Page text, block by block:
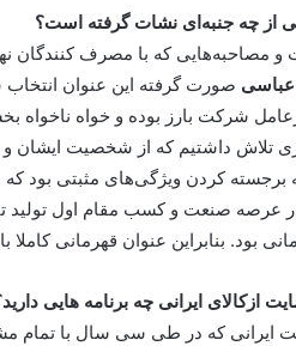
از چه جنبه‌ای نشات گرفته است؟
و مصاحبه‌هایی که با مصرف کنندگان
صورت گرفته این عنوان
شرکت بارز بوده و خواه
تلاش داشتیم که از شخصیت ایشان
برجسته کردن ویژگی‌های مثبتی بود
بود. بنابراین عنوان قهرمانی
ازکالای ایرانی چه برنامه هایی
ایرانی که در طی سی سال با تمام